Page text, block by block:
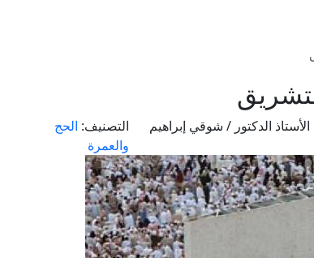
الأستاذ الدكتور / شوقي إبراهيم
التصنيف: الحج
والعمرة